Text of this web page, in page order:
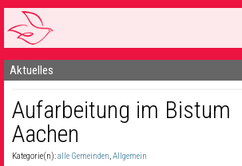
Startseite
1 Pfarrei
16 Gemeinden & mehr
Aktuelles
Aufarbeitung im Bistum
Aachen
Kategorie(n):alle Gemeinden,Allgemein